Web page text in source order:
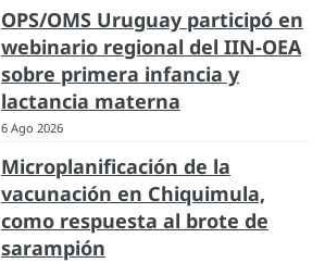
OPS/OMS Uruguay participó en
webinario regional del IIN-OEA
sobre primera infancia y
lactancia materna
6 Ago 2026
Microplanificación de la
vacunación en Chiquimula,
como respuesta al brote de
sarampión